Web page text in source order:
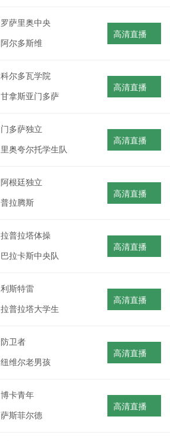
罗萨里奥中央
阿尔多斯维
高清直播
科尔多瓦学院
甘拿斯亚门多萨
高清直播
门多萨独立
里奥夸尔托学生队
高清直播
阿根廷独立
普拉腾斯
高清直播
拉普拉塔体操
巴拉卡斯中央队
高清直播
利斯特雷
拉普拉塔大学生
高清直播
防卫者
纽维尔老男孩
高清直播
博卡青年
萨斯菲尔德
高清直播